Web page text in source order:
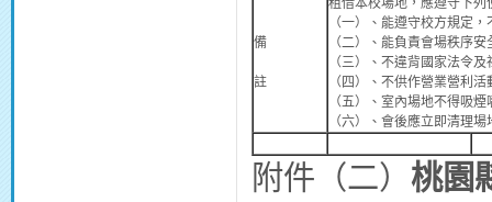
備
註
租借本校場地，應遵守下列
（一）、能遵守校方規定
（二）、能負責會場秩序
（三）、不違背國家法令
（四）、不供作營業營利
（五）、室內場地不得吸
（六）、會後應立即清理
附件（二） 桃園